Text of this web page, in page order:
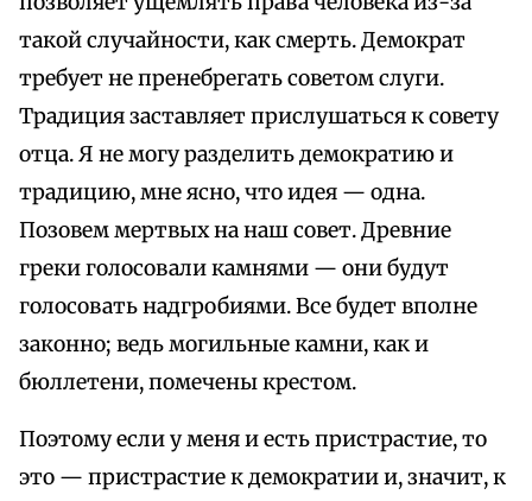
такой случайности, как смерть. Демократ
требует не пренебрегать советом слуги.
Традиция заставляет прислушаться к совету
отца. Я не могу разделить демократию и
традицию, мне ясно, что идея — одна.
Позовем мертвых на наш совет. Древние
греки голосовали камнями — они будут
голосовать надгробиями. Все будет вполне
законно; ведь могильные камни, как и
бюллетени, помечены крестом.
Поэтому если у меня и есть пристрастие, то
это — пристрастие к демократии и, значит, к